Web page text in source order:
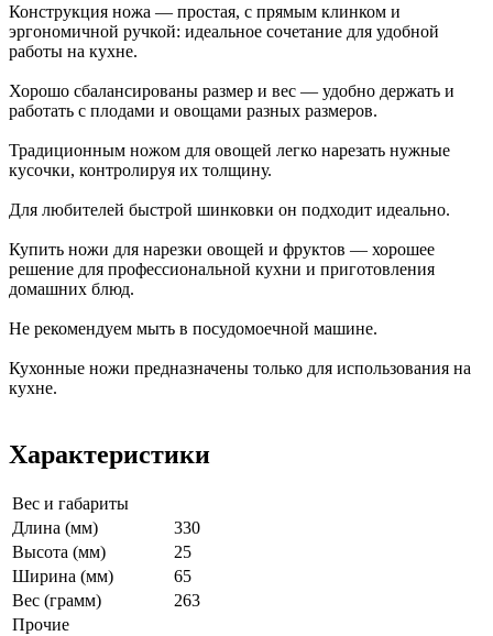
Конструкция ножа — простая, с прямым клинком и
эргономичной ручкой: идеальное сочетание для удобной
работы на кухне.
Хорошо сбалансированы размер и вес — удобно держать и
работать с плодами и овощами разных размеров.
Традиционным ножом для овощей легко нарезать нужные
кусочки, контролируя их толщину.
Для любителей быстрой шинковки он подходит идеально.
Купить ножи для нарезки овощей и фруктов — хорошее
решение для профессиональной кухни и приготовления
домашних блюд.
Не рекомендуем мыть в посудомоечной машине.
Кухонные ножи предназначены только для использования на
кухне.
Характеристики
Вес и габариты
Длина (мм)
330
Высота (мм)
25
Ширина (мм)
65
Вес (грамм)
263
Прочие